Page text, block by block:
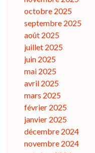
octobre 2025
septembre 2025
août 2025
juillet 2025
juin 2025
mai 2025
avril 2025
mars 2025
février 2025
janvier 2025
décembre 2024
novembre 2024